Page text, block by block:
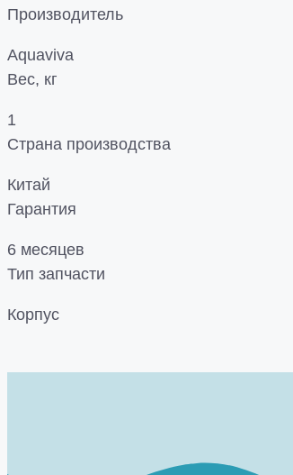
Производитель
Aquaviva
Вес, кг
1
Страна производства
Китай
Гарантия
6 месяцев
Тип запчасти
Корпус